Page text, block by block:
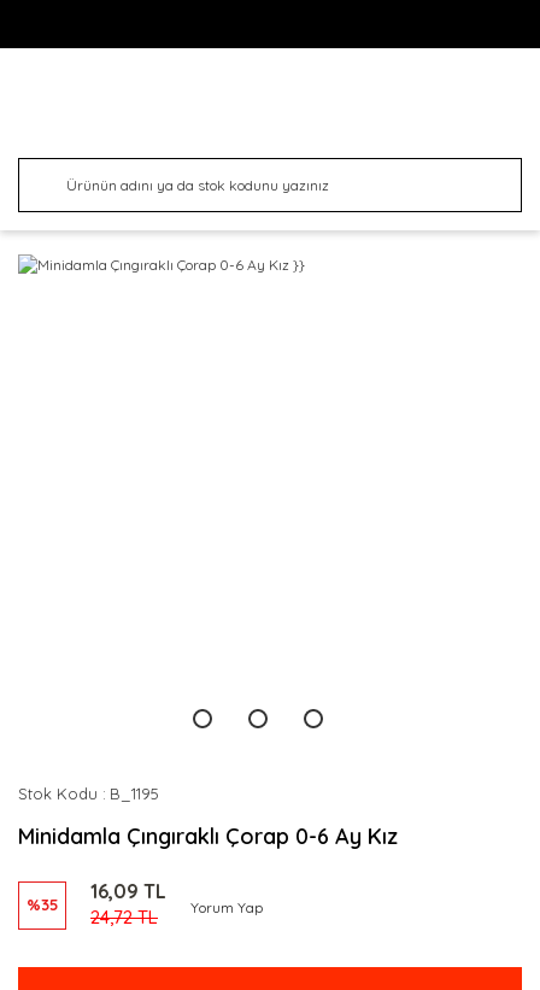
Stok Kodu B_1195
Minidamla Çıngıraklı Çorap 0-6 Ay Kız
%35
16,09 TL
24,72 TL Yorum Yap